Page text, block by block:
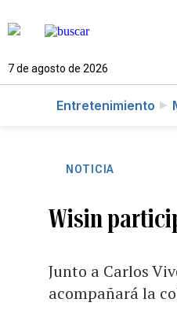
7 de agosto de 2026
Entretenimiento
NOTICIA
Wisin
Junto a Carlos
acompañará la